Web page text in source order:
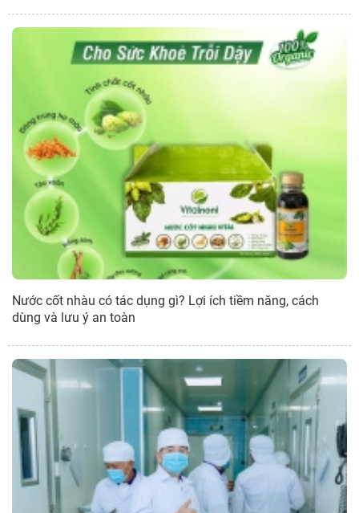
Nước cốt nhàu có tác dụng gì? Lợi ích tiềm năng, cách
dùng và lưu ý an toàn